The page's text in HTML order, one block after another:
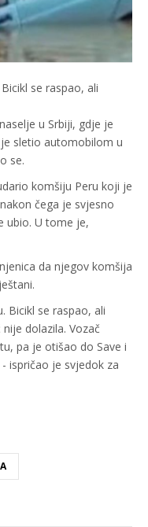
se raspao, ali
u Srbiji, gdje je
sletio automobilom u
se.
komšiju Peru koji je
čega je svjesno
ubio. U tome je,
da njegov komšija
Bicikl se raspao, ali
dolazila. Vozač
pa je otišao do Save i
ispričao je svjedok za